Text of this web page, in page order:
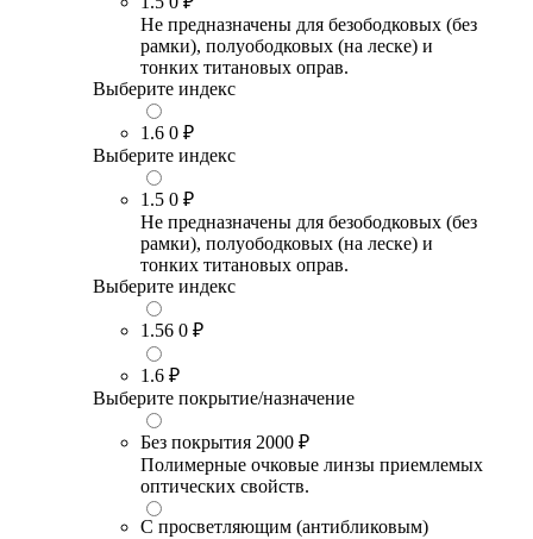
Не предназначены для безободковых (без
рамки), полуободковых (на леске) и
тонких титановых оправ.
Выберите индекс
1.6 0 ₽
Выберите индекс
1.5 0 ₽
Не предназначены для безободковых (без
рамки), полуободковых (на леске) и
тонких титановых оправ.
Выберите индекс
1.56 0 ₽
1.6 ₽
Выберите покрытие/назначение
Без покрытия 2000 ₽
Полимерные очковые линзы приемлемых
оптических свойств.
С просветляющим (антибликовым)